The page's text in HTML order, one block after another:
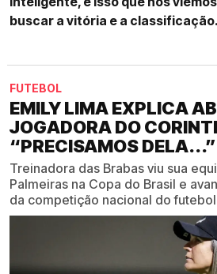
buscar a vitória e a
FUTEBOL
EMILY LIMA EXPLICA
JOGADORA DO
“PRECISAMOS DELA...”
Treinadora das Brabas viu sua
Palmeiras na Copa do Brasil e
da competição nacional do